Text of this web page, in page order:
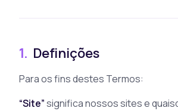
1. Definições
Para os fins destes Termos:
“Site”significa nossos sites e